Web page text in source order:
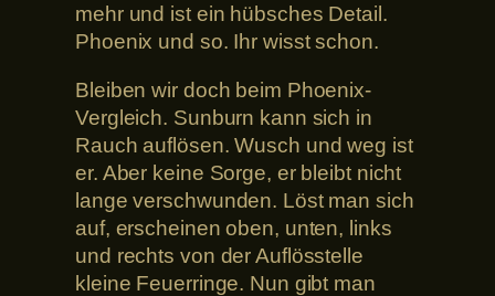
mehr und ist ein hübsches Detail.
Phoenix und so. Ihr wisst schon.
Bleiben wir doch beim Phoenix-
Vergleich. Sunburn kann sich in
Rauch auflösen. Wusch und weg ist
er. Aber keine Sorge, er bleibt nicht
lange verschwunden. Löst man sich
auf, erscheinen oben, unten, links
und rechts von der Auflösstelle
kleine Feuerringe. Nun gibt man